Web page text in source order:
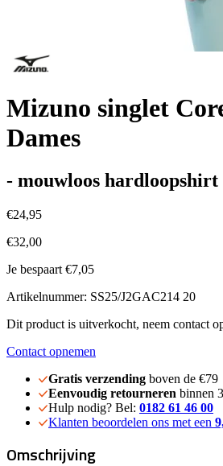
Mizuno singlet
Dames
- mouwloos hardloopshirt
€24,95
€32,00
Je bespaart €7,05
Artikelnummer: SS25/J2GAC214 20
Dit product is uitverkocht, neem contact
Contact opnemen
Gratis verzending boven de €79
Eenvoudig retourneren binnen
Hulp nodig? Bel: 0182 61 46 00
Klanten beoordelen ons met een
Omschrijving